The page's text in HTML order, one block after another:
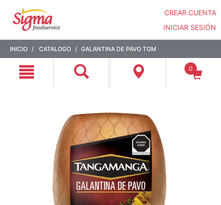
CREAR CUENTA
INICIAR SESIÓN
contenido
INICIO CATALOGO GALANTINA DE PAVO TGM
0